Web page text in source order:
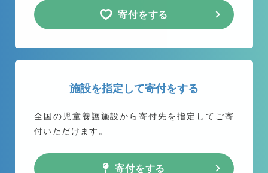
寄付をする
施設を指定して寄付をする
全国の児童養護施設から寄付先を指定してご寄
付いただけます。
寄付をする